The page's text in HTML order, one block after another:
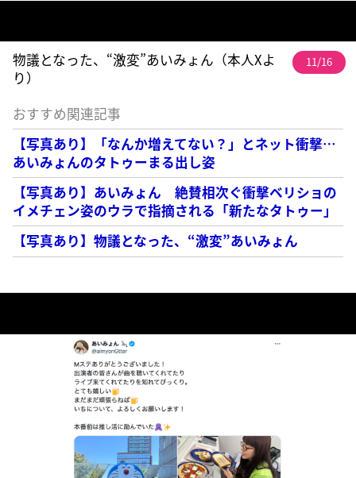
物議となった、“激変”あいみょん（本人Xよ
り）
11/16
おすすめ関連記事
【写真あり】「なんか増えてない？」とネット衝撃…
あいみょんのタトゥーまる出し姿
【写真あり】あいみょん 絶賛相次ぐ衝撃ベリショの
イメチェン姿のウラで指摘される「新たなタトゥー」
【写真あり】物議となった、“激変”あいみょん